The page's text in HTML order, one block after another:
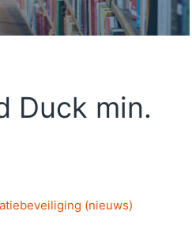
Duck min.
(nieuws)